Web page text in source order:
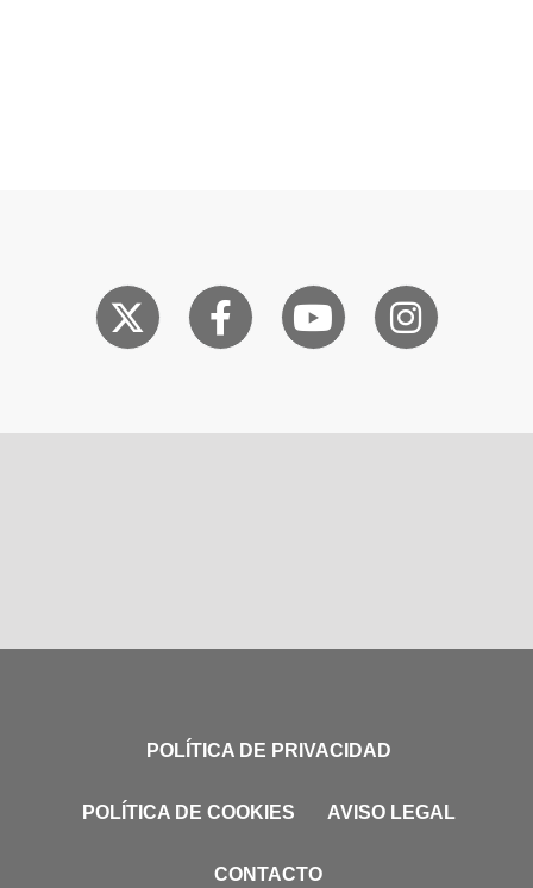
POLÍTICA DE PRIVACIDAD
POLÍTICA DE COOKIES AVISO LEGAL
CONTACTO